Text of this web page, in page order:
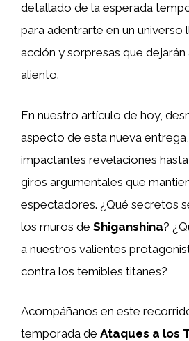
detallado de la esperada
para adentrarte en un universo
acción y sorpresas que dejarán
aliento.
En nuestro artículo de hoy,
aspecto de esta nueva
impactantes revelaciones
giros argumentales que
espectadores. ¿Qué secretos
los muros de Shiganshina?
a nuestros valientes
contra los temibles titanes?
Acompáñanos en este
temporada de Ataques a los